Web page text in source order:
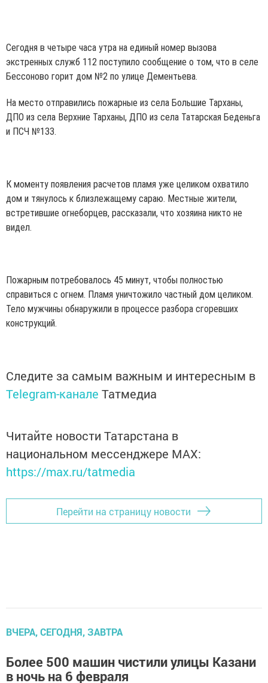
Сегодня в четыре часа утра на единый номер вызова
экстренных служб 112 поступило сообщение о том, что в селе
Бессоново горит дом №2 по улице Дементьева.
На место отправились пожарные из села Большие Тарханы,
ДПО из села Верхние Тарханы, ДПО из села Татарская Беденьга
и ПСЧ №133.
К моменту появления расчетов пламя уже целиком охватило
дом и тянулось к близлежащему сараю. Местные жители,
встретившие огнеборцев, рассказали, что хозяина никто не
видел.
Пожарным потребовалось 45 минут, чтобы полностью
справиться с огнем. Пламя уничтожило частный дом целиком.
Тело мужчины обнаружили в процессе разбора сгоревших
конструкций.
Следите за самым важным и интересным в
Telegram-канале Татмедиа
Читайте новости Татарстана в
национальном мессенджере MАХ:
https://max.ru/tatmedia
Перейти на страницу новости
ВЧЕРА, СЕГОДНЯ, ЗАВТРА
Более 500 машин чистили улицы Казани
в ночь на 6 февраля